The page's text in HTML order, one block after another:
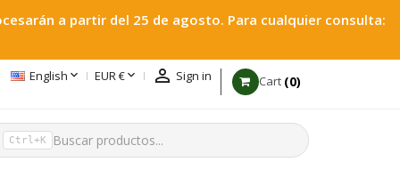
a partir del 25 de agosto. Para cualquier consulta:
English EUR €  Sign in Cart 0
Ctrl+K